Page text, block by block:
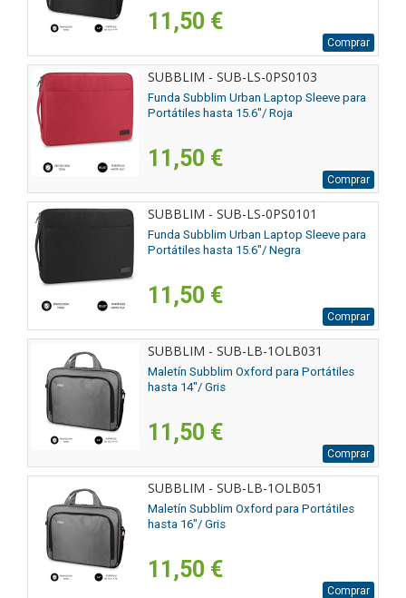
11,50 €
Comprar
SUBBLIM - SUB-LS-0PS0103
Funda Subblim Urban Laptop Sleeve para
Portátiles hasta 15.6"/ Roja
11,50 €
Comprar
SUBBLIM - SUB-LS-0PS0101
Funda Subblim Urban Laptop Sleeve para
Portátiles hasta 15.6"/ Negra
11,50 €
Comprar
SUBBLIM - SUB-LB-1OLB031
Maletín Subblim Oxford para Portátiles
hasta 14"/ Gris
11,50 €
Comprar
SUBBLIM - SUB-LB-1OLB051
Maletín Subblim Oxford para Portátiles
hasta 16"/ Gris
11,50 €
Comprar